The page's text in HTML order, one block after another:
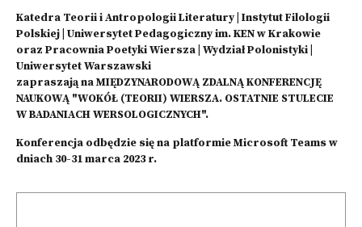
Katedra Teorii i Antropologii Literatury | Instytut Filologii
Polskiej | Uniwersytet Pedagogiczny im. KEN w Krakowie
oraz Pracownia Poetyki Wiersza | Wydział Polonistyki |
Uniwersytet Warszawski
zapraszają na MIĘDZYNARODOWĄ ZDALNĄ KONFERENCJĘ
NAUKOWĄ "WOKÓŁ (TEORII) WIERSZA. OSTATNIE STULECIE
W BADANIACH WERSOLOGICZNYCH".
Konferencja odbędzie się na platformie Microsoft Teams w
dniach 30-31 marca 2023 r.